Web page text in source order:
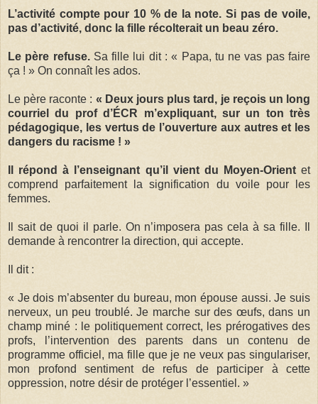
L’activité compte pour 10 % de la note. Si pas de voile,
pas d’activité, donc la fille récolterait un beau zéro.
Le père refuse.Sa fille lui dit : « Papa, tu ne vas pas faire
ça ! » On connaît les ados.
Le père raconte : « Deux jours plus tard, je reçois un long
courriel du prof d’ÉCR m’expliquant, sur un ton très
pédagogique, les vertus de l’ouverture aux autres et les
dangers du racisme ! »
Il répond à l’enseignant qu’il vient du Moyen-Orientet
comprend parfaitement la signification du voile pour les
femmes.
Il sait de quoi il parle. On n’imposera pas cela à sa fille. Il
demande à rencontrer la direction, qui accepte.
Il dit :
« Je dois m’absenter du bureau, mon épouse aussi. Je suis
nerveux, un peu troublé. Je marche sur des œufs, dans un
champ miné : le politiquement correct, les prérogatives des
profs, l’intervention des parents dans un contenu de
programme officiel, ma fille que je ne veux pas singulariser,
mon profond sentiment de refus de participer à cette
oppression, notre désir de protéger l’essentiel. »